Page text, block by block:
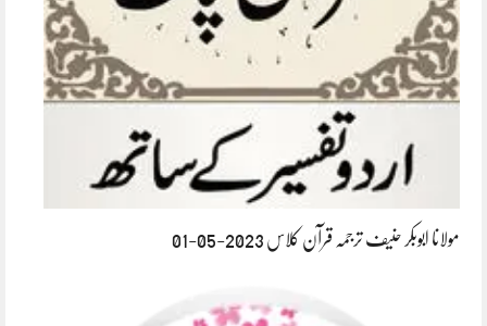
مولانا ابوبکر حنیف ترجمہ قرآن کلاس 2023-05-01